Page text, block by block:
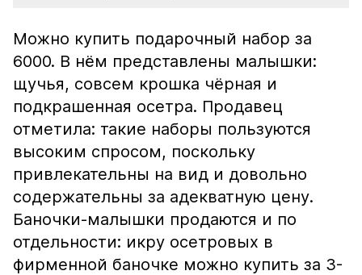
Можно купить подарочный набор за
6000. В нём представлены малышки:
щучья, совсем крошка чёрная и
подкрашенная осетра. Продавец
отметила: такие наборы пользуются
высоким спросом, поскольку
привлекательны на вид и довольно
содержательны за адекватную цену.
Баночки-малышки продаются и по
отдельности: икру осетровых в
фирменной баночке можно купить за 3-